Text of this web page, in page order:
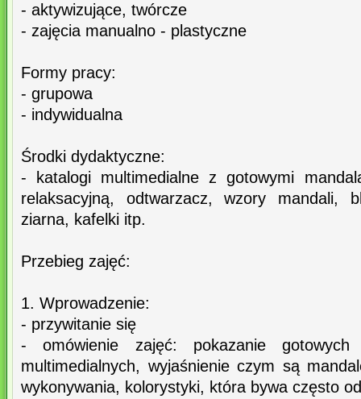
- aktywizujące, twórcze
- zajęcia manualno - plastyczne
Formy pracy:
- grupowa
- indywidualna
Środki dydaktyczne:
- katalogi multimedialne z gotowymi
relaksacyjną, odtwarzacz, wzory mandali,
ziarna, kafelki itp.
Przebieg zajęć:
1. Wprowadzenie:
- przywitanie się
- omówienie zajęć: pokazanie
multimedialnych, wyjaśnienie czym są
wykonywania, kolorystyki, która bywa często